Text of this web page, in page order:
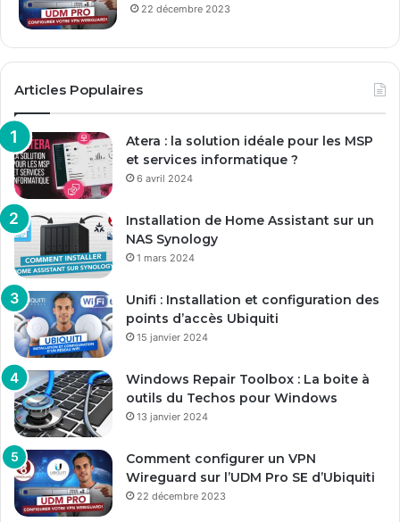
22 décembre 2023
Articles Populaires
Atera : la solution idéale pour les MSP
et services informatique ?
6 avril 2024
Installation de Home Assistant sur un
NAS Synology
1 mars 2024
Unifi : Installation et configuration des
points d’accès Ubiquiti
15 janvier 2024
Windows Repair Toolbox : La boite à
outils du Techos pour Windows
13 janvier 2024
Comment configurer un VPN
Wireguard sur l’UDM Pro SE d’Ubiquiti
22 décembre 2023